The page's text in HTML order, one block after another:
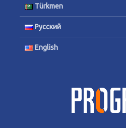
Türkmen
Русский
English